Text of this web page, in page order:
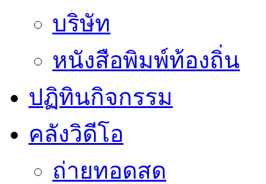
บริษัท
หนังสือพิมพ์ท้องถิ่น
ปฏิทินกิจกรรม
คลังวิดีโอ
ถ่ายทอดสด